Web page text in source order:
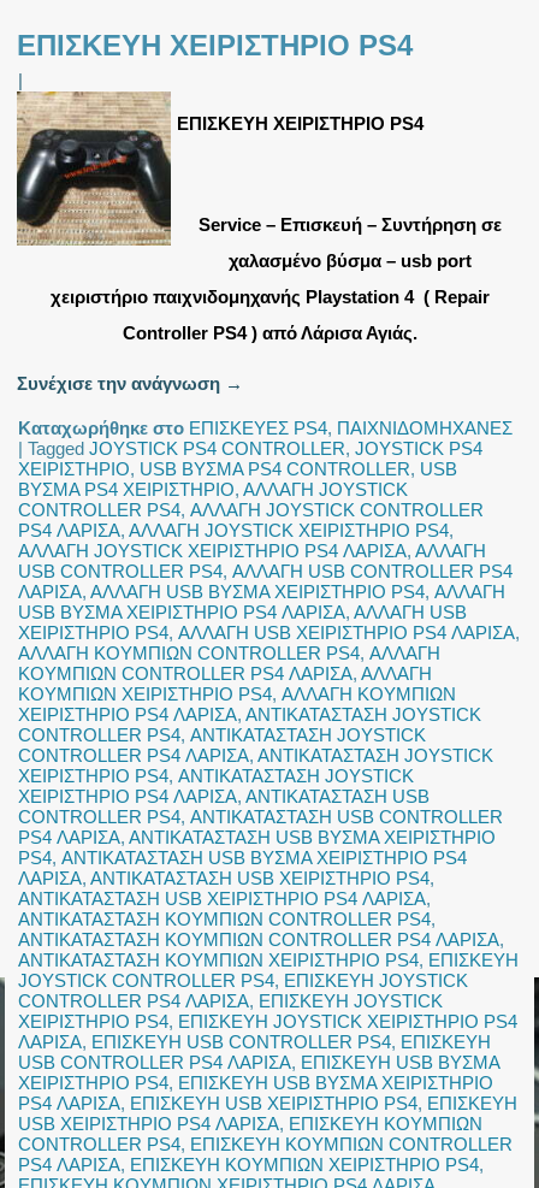
ΕΠΙΣΚΕΥΗ ΧΕΙΡΙΣΤΗΡΙΟ PS4
|
ΕΠΙΣΚΕΥΗ ΧΕΙΡΙΣΤΗΡΙΟ PS4
Service – Επισκευή – Συντήρηση σε
χαλασμένο βύσμα – usb port
χειριστήριο παιχνιδομηχανής Playstation 4 ( Repair
Controller PS4 ) από Λάρισα Αγιάς.
Συνέχισε την ανάγνωση →
Καταχωρήθηκε στο ΕΠΙΣΚΕΥΕΣ PS4, ΠΑΙΧΝΙΔΟΜΗΧΑΝΕΣ
|Tagged JOYSTICK PS4 CONTROLLER,JOYSTICK PS4
ΧΕΙΡΙΣΤΗΡΙΟ, USB ΒΥΣΜΑ PS4 CONTROLLER, USB
ΒΥΣΜΑ PS4 ΧΕΙΡΙΣΤΗΡΙΟ,ΑΛΛΑΓΗ JOYSTICK
CONTROLLER PS4,ΑΛΛΑΓΗ JOYSTICK CONTROLLER
PS4 ΛΑΡΙΣΑ,ΑΛΛΑΓΗ JOYSTICK ΧΕΙΡΙΣΤΗΡΙΟ PS4,
ΑΛΛΑΓΗ JOYSTICK ΧΕΙΡΙΣΤΗΡΙΟ PS4 ΛΑΡΙΣΑ,ΑΛΛΑΓΗ
USB CONTROLLER PS4,ΑΛΛΑΓΗ USB CONTROLLER PS4
ΛΑΡΙΣΑ,ΑΛΛΑΓΗ USB ΒΥΣΜΑ ΧΕΙΡΙΣΤΗΡΙΟ PS4,ΑΛΛΑΓΗ
USB ΒΥΣΜΑ ΧΕΙΡΙΣΤΗΡΙΟ PS4 ΛΑΡΙΣΑ,ΑΛΛΑΓΗ USB
ΧΕΙΡΙΣΤΗΡΙΟ PS4,ΑΛΛΑΓΗ USB ΧΕΙΡΙΣΤΗΡΙΟ PS4 ΛΑΡΙΣΑ,
ΑΛΛΑΓΗ ΚΟΥΜΠΙΩΝ CONTROLLER PS4,ΑΛΛΑΓΗ
ΚΟΥΜΠΙΩΝ CONTROLLER PS4 ΛΑΡΙΣΑ,ΑΛΛΑΓΗ
ΚΟΥΜΠΙΩΝ ΧΕΙΡΙΣΤΗΡΙΟ PS4,ΑΛΛΑΓΗ ΚΟΥΜΠΙΩΝ
ΧΕΙΡΙΣΤΗΡΙΟ PS4 ΛΑΡΙΣΑ,ΑΝΤΙΚΑΤΑΣΤΑΣΗ JOYSTICK
CONTROLLER PS4,ΑΝΤΙΚΑΤΑΣΤΑΣΗ JOYSTICK
CONTROLLER PS4 ΛΑΡΙΣΑ,ΑΝΤΙΚΑΤΑΣΤΑΣΗ JOYSTICK
ΧΕΙΡΙΣΤΗΡΙΟ PS4,ΑΝΤΙΚΑΤΑΣΤΑΣΗ JOYSTICK
ΧΕΙΡΙΣΤΗΡΙΟ PS4 ΛΑΡΙΣΑ,ΑΝΤΙΚΑΤΑΣΤΑΣΗ USB
CONTROLLER PS4,ΑΝΤΙΚΑΤΑΣΤΑΣΗ USB CONTROLLER
PS4 ΛΑΡΙΣΑ,ΑΝΤΙΚΑΤΑΣΤΑΣΗ USB ΒΥΣΜΑ ΧΕΙΡΙΣΤΗΡΙΟ
PS4,ΑΝΤΙΚΑΤΑΣΤΑΣΗ USB ΒΥΣΜΑ ΧΕΙΡΙΣΤΗΡΙΟ PS4
ΛΑΡΙΣΑ,ΑΝΤΙΚΑΤΑΣΤΑΣΗ USB ΧΕΙΡΙΣΤΗΡΙΟ PS4,
ΑΝΤΙΚΑΤΑΣΤΑΣΗ USB ΧΕΙΡΙΣΤΗΡΙΟ PS4 ΛΑΡΙΣΑ,
ΑΝΤΙΚΑΤΑΣΤΑΣΗ ΚΟΥΜΠΙΩΝ CONTROLLER PS4,
ΑΝΤΙΚΑΤΑΣΤΑΣΗ ΚΟΥΜΠΙΩΝ CONTROLLER PS4 ΛΑΡΙΣΑ,
ΑΝΤΙΚΑΤΑΣΤΑΣΗ ΚΟΥΜΠΙΩΝ ΧΕΙΡΙΣΤΗΡΙΟ PS4, ΕΠΙΣΚΕΥΗ
JOYSTICK CONTROLLER PS4, ΕΠΙΣΚΕΥΗ JOYSTICK
CONTROLLER PS4 ΛΑΡΙΣΑ, ΕΠΙΣΚΕΥΗ JOYSTICK
ΧΕΙΡΙΣΤΗΡΙΟ PS4, ΕΠΙΣΚΕΥΗ JOYSTICK ΧΕΙΡΙΣΤΗΡΙΟ PS4
ΛΑΡΙΣΑ, ΕΠΙΣΚΕΥΗ USB CONTROLLER PS4, ΕΠΙΣΚΕΥΗ
USB CONTROLLER PS4 ΛΑΡΙΣΑ, ΕΠΙΣΚΕΥΗ USB ΒΥΣΜΑ
ΧΕΙΡΙΣΤΗΡΙΟ PS4, ΕΠΙΣΚΕΥΗ USB ΒΥΣΜΑ ΧΕΙΡΙΣΤΗΡΙΟ
PS4 ΛΑΡΙΣΑ, ΕΠΙΣΚΕΥΗ USB ΧΕΙΡΙΣΤΗΡΙΟ PS4, ΕΠΙΣΚΕΥΗ
USB ΧΕΙΡΙΣΤΗΡΙΟ PS4 ΛΑΡΙΣΑ, ΕΠΙΣΚΕΥΗ ΚΟΥΜΠΙΩΝ
CONTROLLER PS4, ΕΠΙΣΚΕΥΗ ΚΟΥΜΠΙΩΝ CONTROLLER
PS4 ΛΑΡΙΣΑ, ΕΠΙΣΚΕΥΗ ΚΟΥΜΠΙΩΝ ΧΕΙΡΙΣΤΗΡΙΟ PS4,